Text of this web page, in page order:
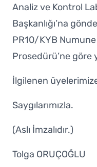
Analiz ve Kontrol
Başkanlığı’na
PR10/KYB
Prosedürü’ne göre
İlgilenen
Saygılarımızla.
(Aslı İmzalıdır.)
Tolga ORUÇOĞLU